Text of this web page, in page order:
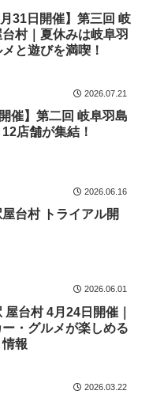
月31日開催】第三回 岐
村｜夏休みは岐阜羽
と遊びを満喫！
2026.07.21
催】第二回 岐阜羽島
店舗が集結！
2026.06.16
台村 トライアル開
2026.06.01
台村 4月24日開催｜
・グルメが楽しめる
報
2026.03.22